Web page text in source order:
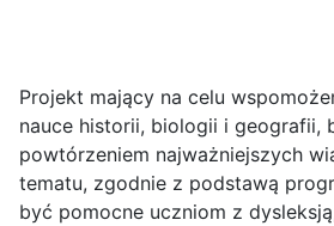
Projekt mający na celu
nauce historii, biologii i geografii,
powtórzeniem najważniejszych
tematu, zgodnie z podstawą
być pomocne uczniom z